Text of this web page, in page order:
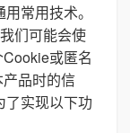
常用技术。
们可能会使
或匿名
品时的信
了实现以下功